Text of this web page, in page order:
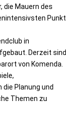
die Mauern des
Punkt
in
Derzeit sind
von Komenda.
Planung und
Themen zu